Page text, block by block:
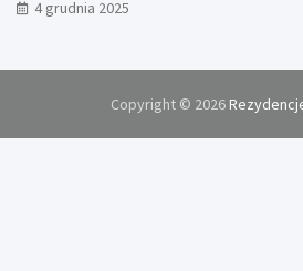
4 grudnia 2025
Copyright © 2026